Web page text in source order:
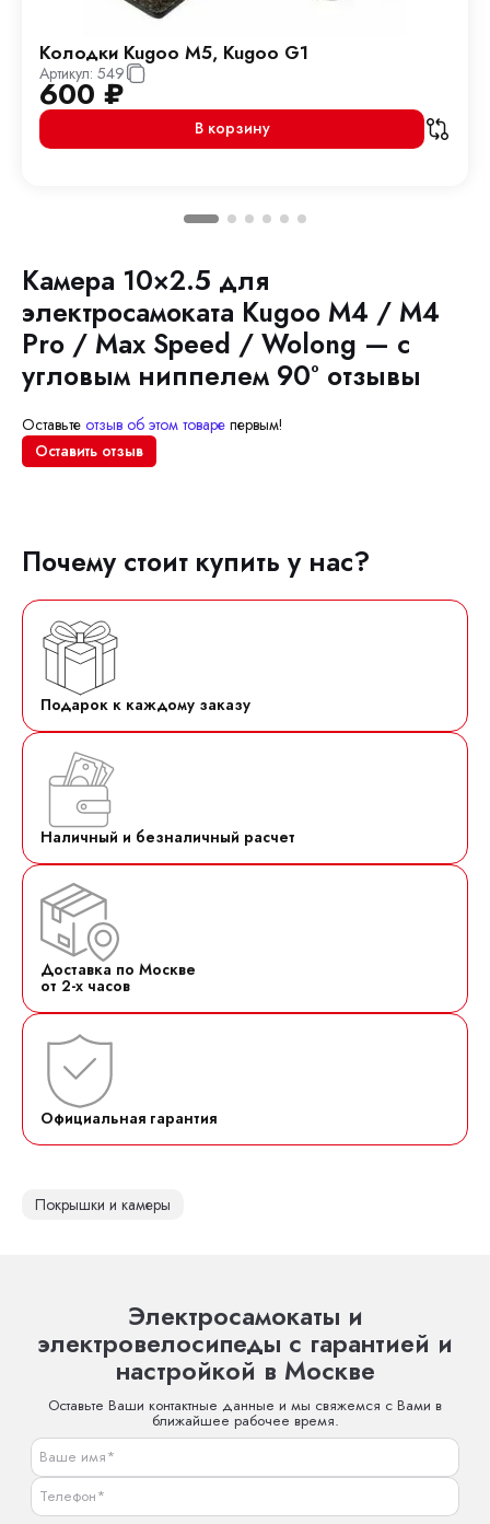
Колодки Kugoo M5, Kugoo G1
Артикул: 549
600 ₽
В корзину
Камера 10×2.5 для
электросамоката Kugoo M4 / M4
Pro / Max Speed / Wolong — с
угловым ниппелем 90° отзывы
Оставьте отзыв об этом товаре первым!
Оставить отзыв
Почему стоит купить у нас?
Подарок к каждому заказу
Наличный и безналичный расчет
Доставка по Москве
от 2-х часов
Официальная гарантия
Покрышки и камеры
Электросамокаты и
электровелосипеды с гарантией и
настройкой в Москве
Оставьте Ваши контактные данные и мы свяжемся с Вами в
ближайшее рабочее время.